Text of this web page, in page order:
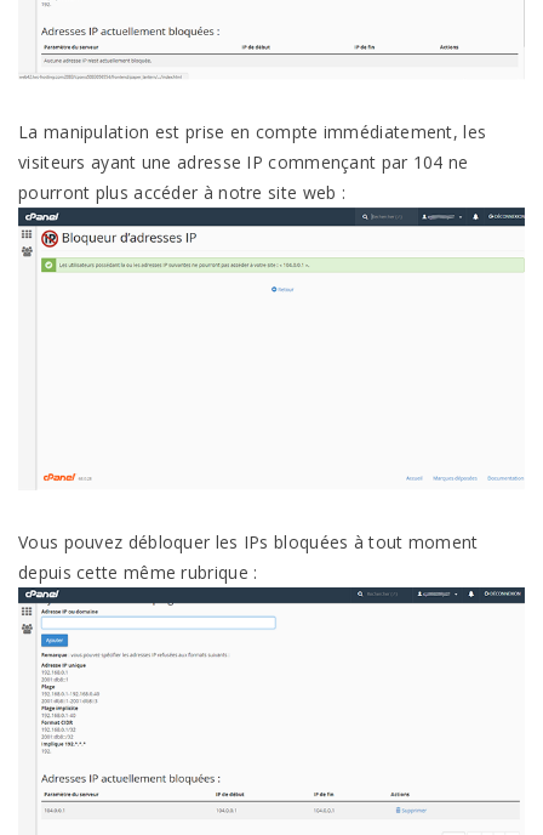
La manipulation est prise en compte immédiatement, les
visiteurs ayant une adresse IP commençant par 104 ne
pourront plus accéder à notre site web :
Vous pouvez débloquer les IPs bloquées à tout moment
depuis cette même rubrique :